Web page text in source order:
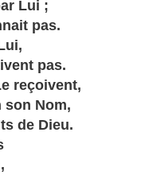
Lui ;
pas.
pas.
reçoivent,
son Nom,
de Dieu.